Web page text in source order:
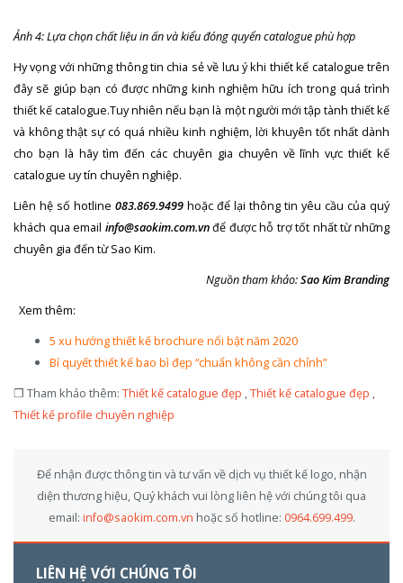
Ảnh 4: Lựa chọn chất liệu in ấn và kiểu đóng quyển catalogue phù hợp
Hy vọng với những thông tin chia sẻ về lưu ý khi thiết kế catalogue trên
đây sẽ giúp bạn có được những kinh nghiệm hữu ích trong quá trình
thiết kế catalogue.Tuy nhiên nếu bạn là một người mới tập tành thiết kế
và không thật sự có quá nhiều kinh nghiệm, lời khuyên tốt nhất dành
cho bạn là hãy tìm đến các chuyên gia chuyên về lĩnh vực thiết kế
catalogue uy tín chuyên nghiệp.
Liên hệ số hotline 083.869.9499 hoặc để lại thông tin yêu cầu của quý
khách qua email info@saokim.com.vnđể được hỗ trợ tốt nhất từ những
chuyên gia đến từ Sao Kim.
Nguồn tham khảo:Sao Kim Branding
Xem thêm:
5 xu hướng thiết kế brochure nổi bật năm 2020
Bí quyết thiết kế bao bì đẹp “chuẩn không cần chỉnh”
❐ Tham khảo thêm: Thiết kế catalogue đẹp ,Thiết kế catalogue đẹp ,
Thiết kế profile chuyên nghiệp
Để nhận được thông tin và tư vấn về dịch vụ thiết kế logo, nhận
diện thương hiệu, Quý khách vui lòng liên hệ với chúng tôi qua
email: info@saokim.com.vn hoặc số hotline: 0964.699.499.
LIÊN HỆ VỚI CHÚNG TÔI